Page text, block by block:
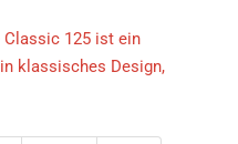
Classic 125 ist ein
klassisches Design,